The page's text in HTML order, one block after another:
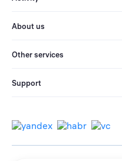
About us
Other services
Support